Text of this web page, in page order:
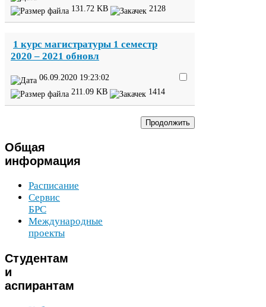
131 72 KB 2128
1 курс магистратуры 1 семестр
2020 – 2021 обновл
06.09.2020 19:23:02
211 09 KB 1414
Общая
информация
Расписание
Сервис
БРС
Международные
проекты
Студентам
и
аспирантам